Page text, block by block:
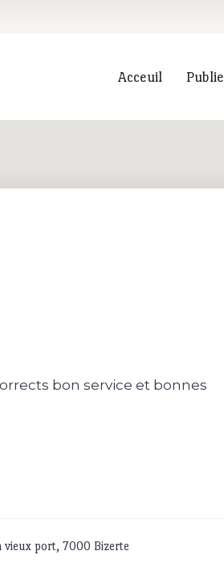
Acceuil
bon service et bonnes
vieux port, 7000 Bizerte